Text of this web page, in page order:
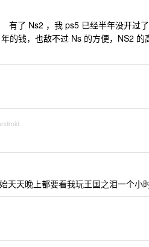
有了 Ns2 ，我 ps5 已经半年没开过了
的钱，也敌不过 Ns 的方便，NS2 的
天天晚上都要看我玩王国之泪一个小